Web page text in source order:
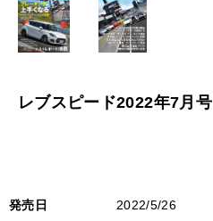
レブスピード2022年7月号
発売日 2022/5/26